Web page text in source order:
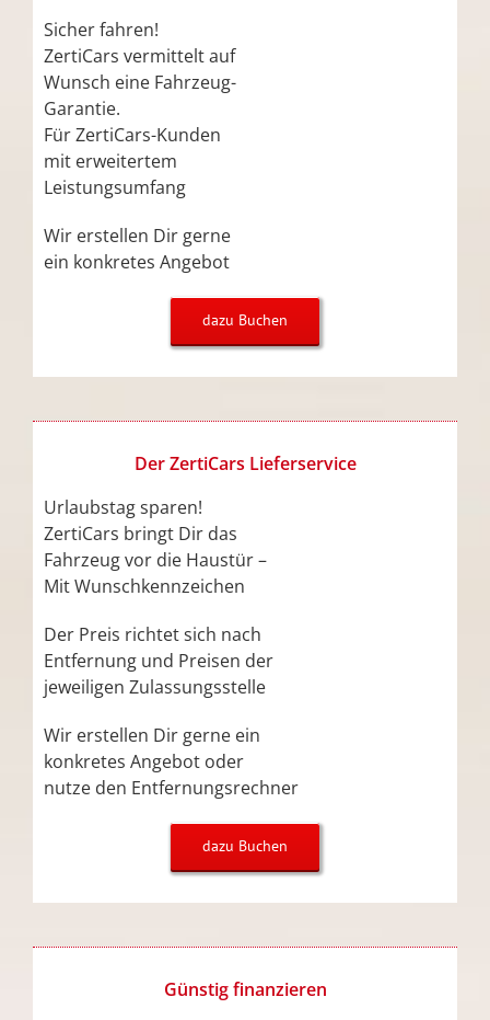
Sicher fahren!
ZertiCars vermittelt auf
Wunsch eine Fahrzeug-
Garantie.
Für ZertiCars-Kunden
mit erweitertem
Leistungsumfang
Wir erstellen Dir gerne
ein konkretes Angebot
dazu Buchen
Der ZertiCars Lieferservice
Urlaubstag sparen!
ZertiCars bringt Dir das
Fahrzeug vor die Haustür –
Mit Wunschkennzeichen
Der Preis richtet sich nach
Entfernung und Preisen der
jeweiligen Zulassungsstelle
Wir erstellen Dir gerne ein
konkretes Angebot oder
nutze den Entfernungsrechner
dazu Buchen
Günstig finanzieren